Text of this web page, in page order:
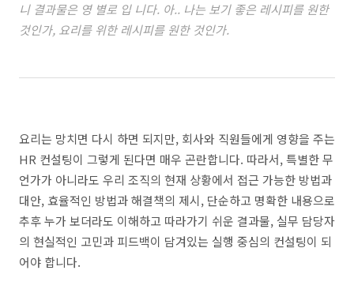
니 결과물은 영 별로 입 니다. 아.. 나는 보기 좋은 레시피를 원한
것인가, 요리를 위한 레시피를 원한 것인가.
요리는 망치면 다시 하면 되지만, 회사와 직원들에게 영향을 주는
HR 컨설팅이 그렇게 된다면 매우 곤란합니다. 따라서,특별한 무
언가가 아니라도 우리 조직의 현재 상황에서 접근 가능한 방법과
대안,효율적인 방법과 해결책의 제시, 단순하고 명확한 내용으로
추후 누가 보더라도 이해하고 따라가기 쉬운 결과물, 실무 담당자
의 현실적인 고민과 피드백이 담겨있는 실행 중심의 컨설팅이 되
어야 합니다.